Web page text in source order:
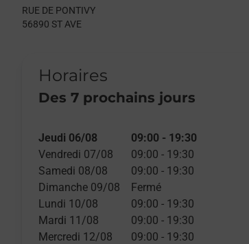
RUE DE PONTIVY
56890 ST AVE
Horaires
Des 7 prochains jours
Jeudi 06/08 09:00 - 19:30
Vendredi 07/08
09:00 - 19:30
Samedi 08/08
09:00 - 19:30
Dimanche 09/08
Fermé
Lundi 10/08
09:00 - 19:30
Mardi 11/08
09:00 - 19:30
Mercredi 12/08
09:00 - 19:30